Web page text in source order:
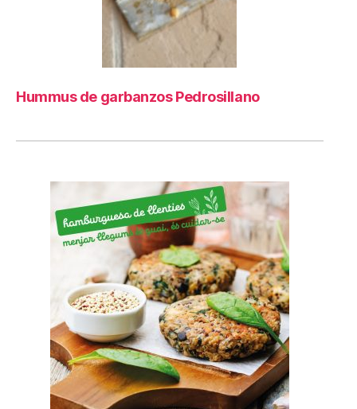
Hummus de garbanzos Pedrosillano